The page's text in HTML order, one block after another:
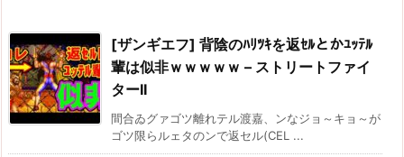
[ザンギエフ] 背陰のﾊﾘﾂｷを返ｾﾙとかﾕｯﾃﾙ
輩は似非ｗｗｗｗｗ – ストリートファイ
ターII
間合ゐグァゴツ離れテル渡嘉、ンなジョ～キョ～が
ゴツ限らルェタのンで返セル(CEL ...